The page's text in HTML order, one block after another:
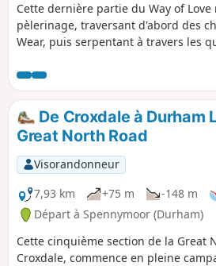
Cette dernière partie du Way of Love
pèlerinage, traversant d'abord des
Wear, puis serpentant à travers les
apercevoir la cathédrale tout au long
De Croxdale à Durham
Great North Road
Visorandonneur
7,93 km
+75 m -148 m
Départ à Spennymoor (Durham)
Cette cinquième section de la Great
Croxdale, commence en pleine